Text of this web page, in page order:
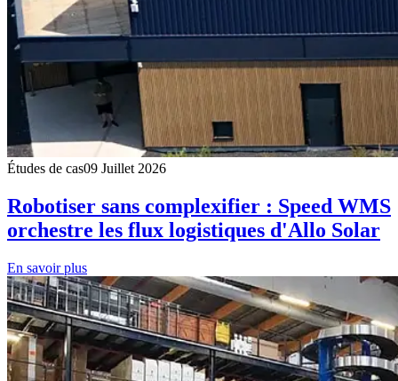
Études de cas09 Juillet 2026
Robotiser sans complexifier : Speed WMS
orchestre les flux logistiques d'Allo Solar
En savoir plus